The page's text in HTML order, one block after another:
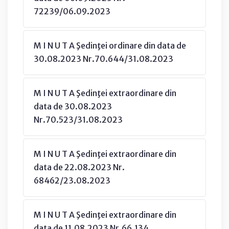
72239/06.09.2023
M I N U T A Şedinţei ordinare din data de
30.08.2023 Nr.70.644/31.08.2023
M I N U T A Şedinţei extraordinare din
data de 30.08.2023
Nr.70.523/31.08.2023
M I N U T A Şedinţei extraordinare din
data de 22.08.2023 Nr.
68462/23.08.2023
M I N U T A Şedinţei extraordinare din